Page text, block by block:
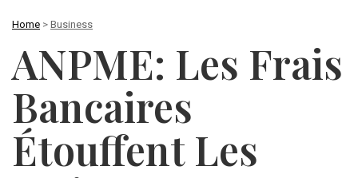
Home > Business
ANPME: Les Frais
Bancaires
Étouffent Les